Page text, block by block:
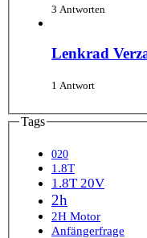
3 Antworten
Lenkrad
1 Antwort
Tags
020
1.8T
1.8T 20V
2h
2H Motor
Anfängerfrage